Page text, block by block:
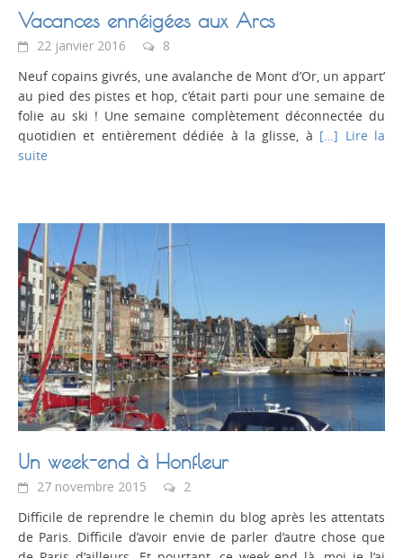
Vacances ennéigées aux Arcs
22 janvier 2016
8
Neuf copains givrés, une avalanche de Mont d’Or, un appart’
au pied des pistes et hop, c’était parti pour une semaine de
folie au ski ! Une semaine complètement déconnectée du
quotidien et entièrement dédiée à la glisse, à […] Lire la
suite
Un week-end à Honfleur
27 novembre 2015
2
Difficile de reprendre le chemin du blog après les attentats
de Paris. Difficile d’avoir envie de parler d’autre chose que